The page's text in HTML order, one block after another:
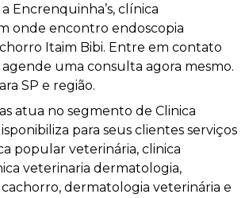
Encrenquinha’s, clínica
onde encontro endoscopia
Itaim Bibi. Entre em contato
uma consulta agora mesmo.
SP e região.
atua no segmento de Clinica
para seus clientes serviços
popular veterinária, clinica
veterinaria dermatologia,
dermatologia veterinária e